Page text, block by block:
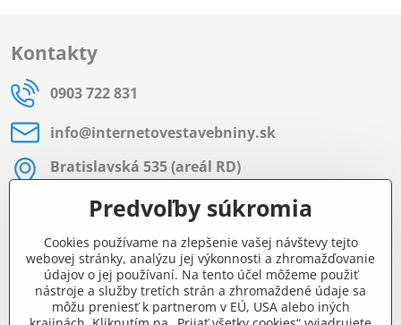
Kontakty
0903 722 831
info​@internetovestavebniny​.sk
Bratislavská 535 (areál RD)
Most pri Bratislave
Pon - Pia 8:00 - 11:30 a 12:15 - 15:30
Facebook
Navigácia
Predvoľby súkromia
Cookies používame na zlepšenie vašej návštevy tejto
webovej stránky, analýzu jej výkonnosti a zhromažďovanie
údajov o jej používaní. Na tento účel môžeme použiť
nástroje a služby tretích strán a zhromaždené údaje sa
môžu preniesť k partnerom v EÚ, USA alebo iných